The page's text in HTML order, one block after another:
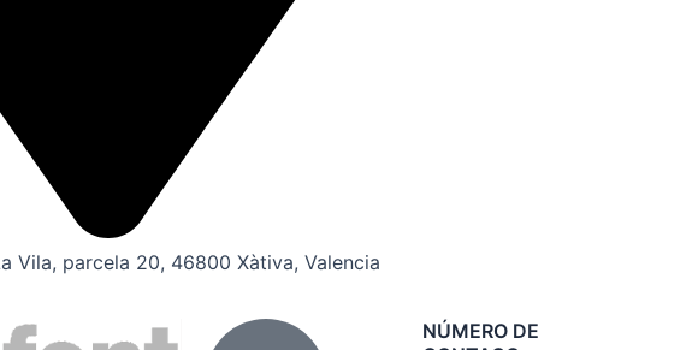
Vila, parcela 20, 46800 Xàtiva, Valencia
NÚMERO DE